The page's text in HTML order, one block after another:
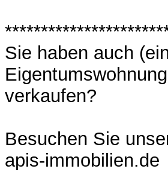
Sie haben auch
verkaufen?
Besuchen Sie
apis-immobilien.de